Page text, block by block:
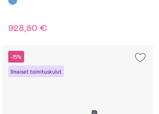
928,80 €
-15%
Ilmaiset toimituskulut